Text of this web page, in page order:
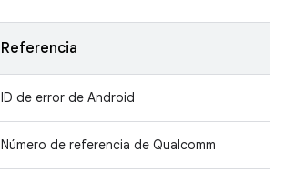
Referencia
ID de error de Android
Número de referencia de Qualcomm